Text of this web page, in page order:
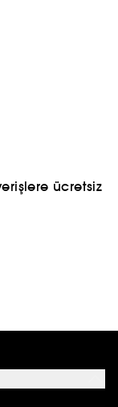
ücretsiz